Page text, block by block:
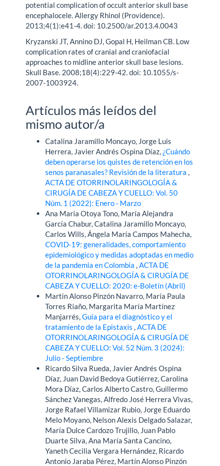
potential complication of occult anterior skull base
encephalocele. Allergy Rhinol (Providence).
2013;4(1):e41-4. doi: 10.2500/ar.2013.4.0043
Kryzanski JT, Annino DJ, Gopal H, Heilman CB. Low
complication rates of cranial and craniofacial
approaches to midline anterior skull base lesions.
Skull Base. 2008;18(4):229-42. doi: 10.1055/s-
2007-1003924.
Artículos más leídos del
mismo autor/a
Catalina Jaramillo Moncayo, Jorge Luis
Herrera, Javier Andrés Ospina Díaz, ¿Cuándo
deben operarse los quistes de retención en los
senos paranasales? Revisión de la literatura,
ACTA DE OTORRINOLARINGOLOGÍA &
CIRUGÍA DE CABEZA Y CUELLO: Vol. 50
Núm. 1 (2022): Enero - Marzo
Ana María Otoya Tono, María Alejandra
García Chabur, Catalina Jaramillo Moncayo,
Carlos Wills, Ángela María Campos Mahecha,
COVID-19: generalidades, comportamiento
epidemiológico y medidas adoptadas en medio
de la pandemia en Colombia,ACTA DE
OTORRINOLARINGOLOGÍA & CIRUGÍA DE
CABEZA Y CUELLO: 2020: e-Boletín (Abril)
Martin Alonso Pinzón Navarro, María Paula
Torres Riaño, Margarita María Martínez
Manjarrés,Guía para el diagnóstico y el
tratamiento de la Epistaxis,ACTA DE
OTORRINOLARINGOLOGÍA & CIRUGÍA DE
CABEZA Y CUELLO: Vol. 52 Núm. 3 (2024):
Julio - Septiembre
Ricardo Silva Rueda, Javier Andrés Ospina
Díaz, Juan David Bedoya Gutiérrez, Carolina
Mora Díaz, Carlos Alberto Castro, Guillermo
Sánchez Vanegas, Alfredo José Herrera Vivas,
Jorge Rafael Villamizar Rubio, Jorge Eduardo
Melo Moyano, Nelson Alexis Delgado Salazar,
María Dulce Cardozo Trujillo, Juan Pablo
Duarte Silva, Ana María Santa Cancino,
Yaneth Cecilia Vergara Hernández, Ricardo
Antonio Jaraba Pérez, Martín Alonso Pinzón